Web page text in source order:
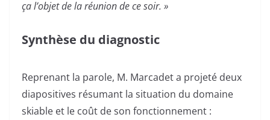
ça l’objet de la réunion de ce soir. »
Synthèse du diagnostic
Reprenant la parole, M. Marcadet a projeté deux
diapositives résumant la situation du domaine
skiable et le coût de son fonctionnement :